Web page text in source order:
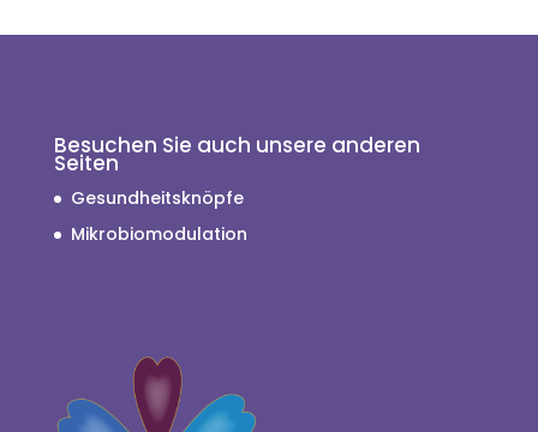
Besuchen Sie auch unsere anderen
Seiten
Gesundheitsknöpfe
Mikrobiomodulation